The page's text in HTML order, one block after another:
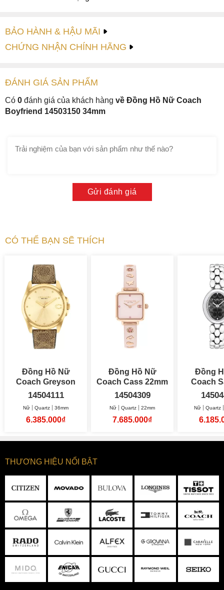
BẢO HÀNH & HẬU MÃI
CHỨNG NHẬN CHÍNH HÃNG
ĐÁNH GIÁ SẢN PHẤM
Có 0 đánh giá của khách hàng về Đồng Hồ Nữ Coach
Boyfriend 14503150 34mm
Gửi đánh giá
CÓ THỂ BẠN SẼ THÍCH
Đồng Hồ Nữ
Coach Greyson
36mm
14504111
Nữ Quartz 36mm
6.385.000₫
Đồng Hồ Nữ
Coach Cass 22mm
14504309
Nữ Quartz 22mm
7.685.000₫
Đồng
Coach
Nữ Quartz
THƯƠNG HIỆU NỔI BẬT